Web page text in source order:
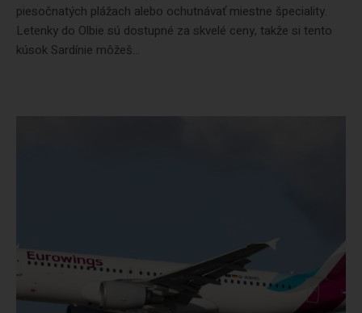
piesočnatých plážach alebo ochutnávať miestne špeciality.
Letenky do Olbie sú dostupné za skvelé ceny, takže si tento
kúsok Sardínie môžeš...